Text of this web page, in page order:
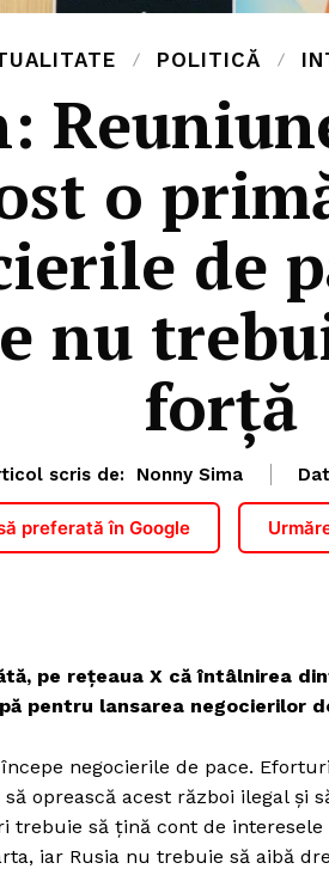
POLITICĂ
o
de
nu
forță
scris de: Nonny Sima
preferată în Google
pe rețeaua X că întâlnirea
pentru lansarea negocierilor
negocierile de pace.
oprească acest război ilegal și
să țină cont de interesele
iar Rusia nu trebuie să aibă